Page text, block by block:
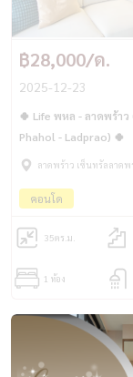
฿28,000/ด.
2025-12-23
🍀 Life พหล - ลาดพร้าว
Phahol - Ladprao) 🍀
ลาดพร้าว เซ็นทรัลลาดพ
คอนโด
35ตร.ม.
1 ห้อง